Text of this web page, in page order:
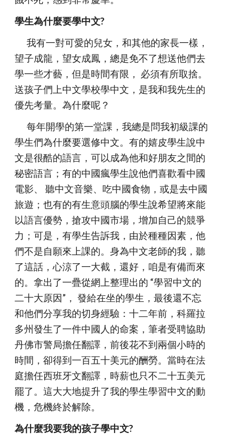
學生為什麼要學中文?
      我有一對可愛的兒女，和其他的家長一樣，
望子成龍，望女成鳳，總是免不了想送他們去
學一些才藝，但是時間有限， 必須有所取捨。
送孩子們上中文學校學中文，是我和我先生的
優先考量。為什麼呢？
      每年開學的第一堂課，我總是問我初級課的
學生們為什麼要選修中文。有的嬉皮學生說中
文是很酷的語言，可以成為他和好朋友之間的
秘密語言；有的中國瘋學生說他們喜歡看中國
電影、 聽中文音樂、吃中國食物，或是去中國
旅遊；也有的有生意頭腦的學生說希望將來能
以語言優勢，搶攻中國市場，增加自己的競爭
力；可是，有學生告訴我，由於種種因素，他
們不是自願來上課的。身為中文老師的我，聽
了這話，心涼了一大截，還好，咱是有備而來
的。拿出了一疊從網上整理出的 “學習中文的
二十大原因”， 發給在坐的學生，最後還不忘
和他們分享我的切身經驗：十二年前，科羅拉
多州發生了一件中國人的命案，筆者受聘協助
丹佛市警局擔任翻譯，前後花不到兩個小時的
時間，卻得到一百五十美元的酬勞。當時在法
庭擔任西班牙文翻譯，時薪也只不二十五美元
罷了。這大大地提升了我的學生學習中文的動
機，危機終於解除。
為什麼我要我的孩子學中文?